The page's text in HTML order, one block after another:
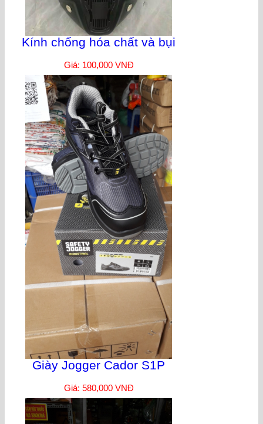
Kính chống hóa chất và bụi
Giá: 100,000 VNĐ
Giày Jogger Cador S1P
Giá: 580,000 VNĐ